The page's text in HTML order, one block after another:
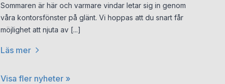
Sommaren är här och varmare vindar letar sig in genom
våra kontorsfönster på glänt. Vi hoppas att du snart får
möjlighet att njuta av [...]
Läs mer
Visa fler nyheter »